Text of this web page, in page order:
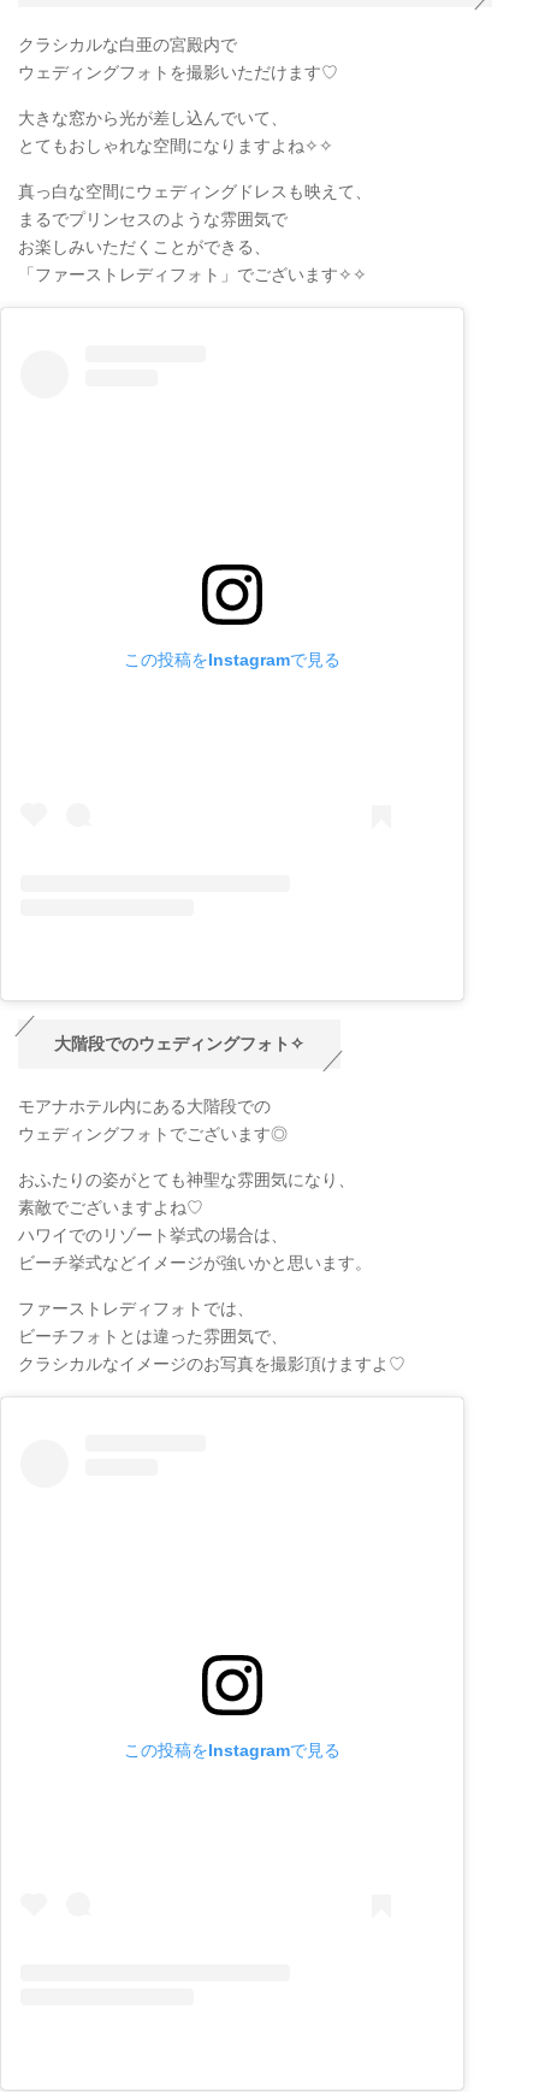
クラシカルな白亜の宮殿内で
ウェディングフォトを撮影いただけます♡
大きな窓から光が差し込んでいて、
とてもおしゃれな空間になりますよね✧✧
真っ白な空間にウェディングドレスも映えて、
まるでプリンセスのような雰囲気で
お楽しみいただくことができる、
「ファーストレディフォト」でございます✧✧
この投稿をInstagramで見る
大階段でのウェディングフォト✧
モアナホテル内にある大階段での
ウェディングフォトでございます◎
おふたりの姿がとても神聖な雰囲気になり、
素敵でございますよね♡
ハワイでのリゾート挙式の場合は、
ビーチ挙式などイメージが強いかと思います。
ファーストレディフォトでは、
ビーチフォトとは違った雰囲気で、
クラシカルなイメージのお写真を撮影頂けますよ♡
この投稿をInstagramで見る